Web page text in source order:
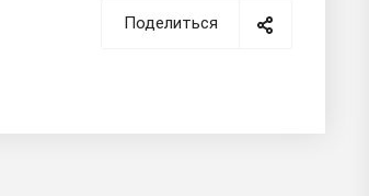
Поделиться